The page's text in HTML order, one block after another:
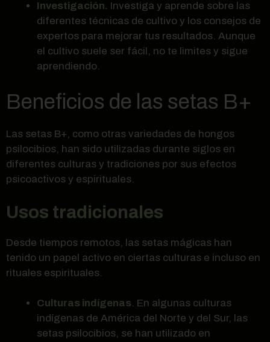
Investigación. Investiga y aprende sobre las
diferentes técnicas de cultivo y los consejos de
expertos para mejorar tus resultados. Aunque
el cultivo suele ser fácil, no te limites y sigue
aprendiendo.
Beneficios de las setas B+
Las setas B+, como otras variedades de hongos
psilocibios, han sido utilizadas durante siglos en
diferentes culturas y tradiciones por sus efectos
psicoactivos y espirituales.
Usos tradicionales
Desde tiempos remotos, las setas mágicas han
tenido un papel activo en ciertas culturas e incluso en
rituales espirituales.
Culturas indígenas. En algunas culturas
indígenas de América del Norte y del Sur, las
setas psilocibios, se han utilizado en